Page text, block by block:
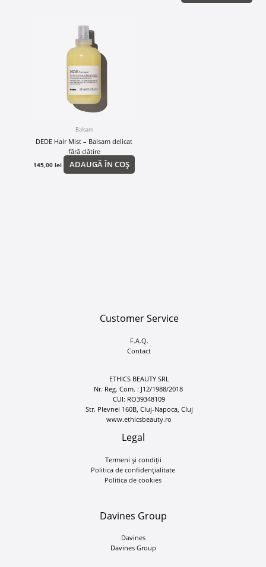
Balsam
DEDE Hair Mist – Balsam delicat
fără clătire
145,00lei ADAUGĂ ÎN COȘ
Customer Service
F.A.Q.
Contact
ETHICS BEAUTY SRL
Nr. Reg. Com. : J12/1988/2018
CUI: RO39348109
Str. Plevnei 160B, Cluj-Napoca, Cluj
www.ethicsbeauty.ro
Legal
Termeni și condiții
Politica de confidențialitate
Politica de cookies
Davines Group
Davines
Davines Group